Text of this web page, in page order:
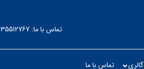
تماس با ما: 35512767 – 34243787 – 041
گالری تماس با ما